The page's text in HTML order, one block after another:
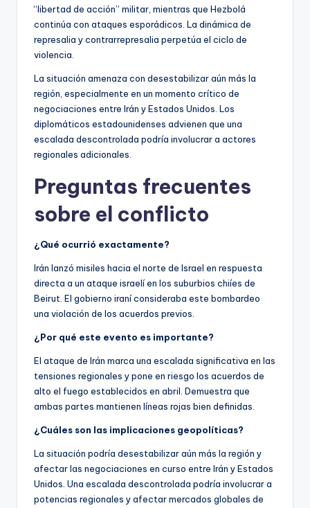
“libertad de acción” militar, mientras que Hezbolá
continúa con ataques esporádicos. La dinámica de
represalia y contrarrepresalia perpetúa el ciclo de
violencia.
La situación amenaza con desestabilizar aún más la
región, especialmente en un momento crítico de
negociaciones entre Irán y Estados Unidos. Los
diplomáticos estadounidenses advienen que una
escalada descontrolada podría involucrar a actores
regionales adicionales.
Preguntas frecuentes
sobre el conflicto
¿Qué ocurrió exactamente?
Irán lanzó misiles hacia el norte de Israel en respuesta
directa a un ataque israelí en los suburbios chiíes de
Beirut. El gobierno iraní consideraba este bombardeo
una violación de los acuerdos previos.
¿Por qué este evento es importante?
El ataque de Irán marca una escalada significativa en las
tensiones regionales y pone en riesgo los acuerdos de
alto el fuego establecidos en abril. Demuestra que
ambas partes mantienen líneas rojas bien definidas.
¿Cuáles son las implicaciones geopolíticas?
La situación podría desestabilizar aún más la región y
afectar las negociaciones en curso entre Irán y Estados
Unidos. Una escalada descontrolada podría involucrar a
potencias regionales y afectar mercados globales de